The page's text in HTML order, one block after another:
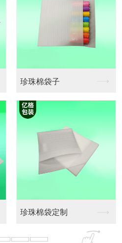
pe珍珠棉卷料
珍珠棉卷料定做